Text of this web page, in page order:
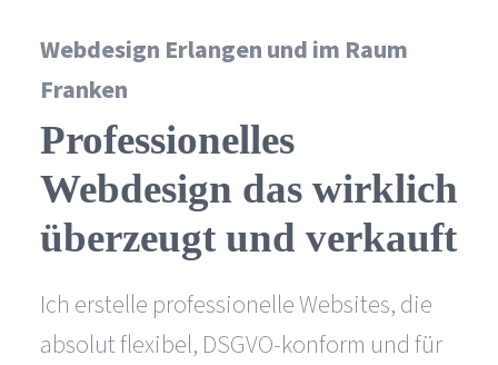
Webdesign Erlangen und im Raum
Franken
Professionelles
Webdesign das wirklich
überzeugtund verkauft
Ich erstelle professionelle Websites, die
absolut flexibel, DSGVO-konform und für